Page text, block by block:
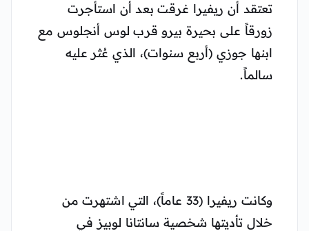
تعتقد أن ريفيرا غرقت بعد أن استأجرت
زورقاً على بحيرة بيرو قرب لوس أنجلوس مع
ابنها جوزي (أربع سنوات)، الذي عُثر عليه
سالماً.
وكانت ريفيرا (33 عاماً)، التي اشتهرت من
خلال تأديتها شخصية سانتانا لوبيز في